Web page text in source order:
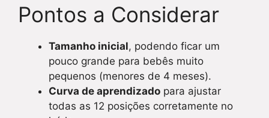
Pontos a Considerar
Tamanho inicial, podendo ficar um
pouco grande para bebês muito
pequenos (menores de 4 meses).
Curva de aprendizado para ajustar
todas as 12 posições corretamente no